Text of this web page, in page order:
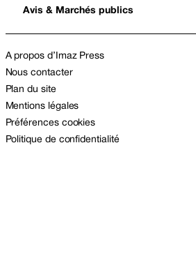
Avis & Marchés publics
A propos d’Imaz Press
Nous contacter
Plan du site
Mentions légales
Préférences cookies
Politique de confidentialité